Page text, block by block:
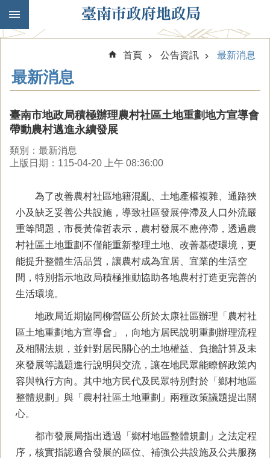
跳到主要內容區塊
首頁 公告資訊 最新消息
最新消息
臺南市地政局積極辦理農村社區土地重劃地方宣導會
帶動農村邁進永續發展
類別：最新消息
上版日期：115-04-20 上午 08:36:00
為了改善農村社區地籍混亂、土地產權複雜、通路狹
小及缺乏妥善公共設施，導致社區發展停滯及人口外流嚴
重等問題，市長黃偉哲表示，農村發展不應停滯，透過農
村社區土地重劃不僅能重新整理土地、改善基礎環境，更
能提升整體生活品質，讓農村成為宜居、宜業的生活空
間，特別指示地政局積極推動協助各地農村打造更完善的
生活環境。
地政局近期協同柳營區公所於太康社區辦理「農村社
區土地重劃地方宣導會」，向地方居民說明重劃辦理流程
及相關法規，並針對居民關心的土地權益、負擔計算及未
來發展等議題進行說明與交流，讓在地民眾能瞭解政策內
容與執行方向。其中地方民代及民眾特別對於「鄉村地區
整體規劃」與「農村社區土地重劃」兩種政策議題提出關
心。
都市發展局指出透過「鄉村地區整體規劃」之法定程
序，核實指認適合發展的區位、補強公共設施及公共服務